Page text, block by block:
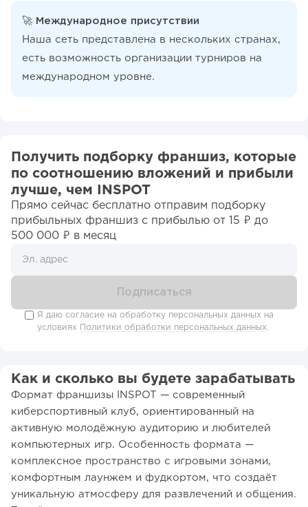
🚀 Международное присутствии
Наша сеть представлена в нескольких странах,
есть возможность организации турниров на
международном уровне.
Получить подборку франшиз, которые
по соотношению вложений и прибыли
лучше, чем INSPOT
Прямо сейчас бесплатно отправим подборку
прибыльных франшиз c прибылью от 15 ₽ до
500 000 ₽ в месяц
Я даю согласие на обработку персональных данных на
условиях
Политики обработки персональных данных.
Как и сколько вы будете зарабатывать
Формат франшизы INSPOT — современный
киберспортивный клуб, ориентированный на
активную молодёжную аудиторию и любителей
компьютерных игр. Особенность формата —
комплексное пространство с игровыми зонами,
комфортным лаунжем и фудкортом, что создаёт
уникальную атмосферу для развлечений и общения.